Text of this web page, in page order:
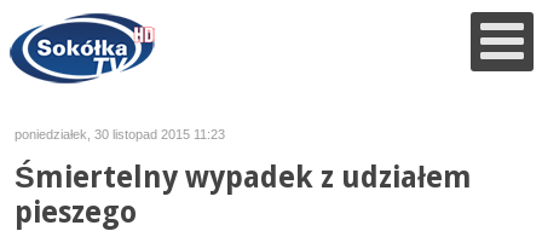
poniedziałek, 30 listopad 2015 11:23
Śmiertelny wypadek z udziałem
pieszego